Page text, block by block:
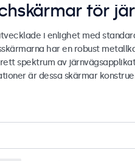
för
i enlighet med
har en robust
spektrum av
är dessa skärmar